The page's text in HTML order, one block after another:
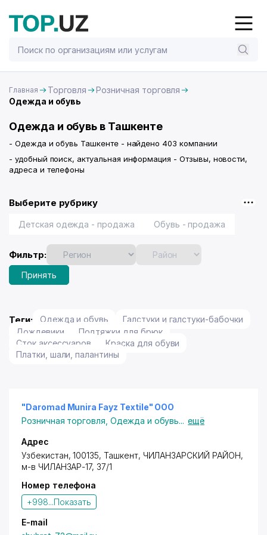
Главная Торговля
Розничная торговля
Одежда и обувь
Одежда и обувь в Ташкенте
- Одежда и обувь Ташкенте - найдено 403 компании
- удобный поиск, актуальная информация - Отзывы, новости,
адреса и телефоны
Выберите рубрику
Детская одежда - продажа Обувь - продажа
Фильтр:
Принять
Теги: Одежда и обувь
Галстуки и галстуки-бабочки
Дождевики
Подтяжки для брюк
Сток аксессуаров
Краска для обуви
Платки, шали, палантины
"Daromad Munira Fayz Textile" ООО
Розничная торговля ,Одежда и обувь... ещё
Адрес
Узбекистан, 100135, Ташкент, ЧИЛАНЗАРСКИЙ РАЙОН,
м-в ЧИЛАНЗАР-17, 37/1
Номер телефона
+998...Показать
E-mail